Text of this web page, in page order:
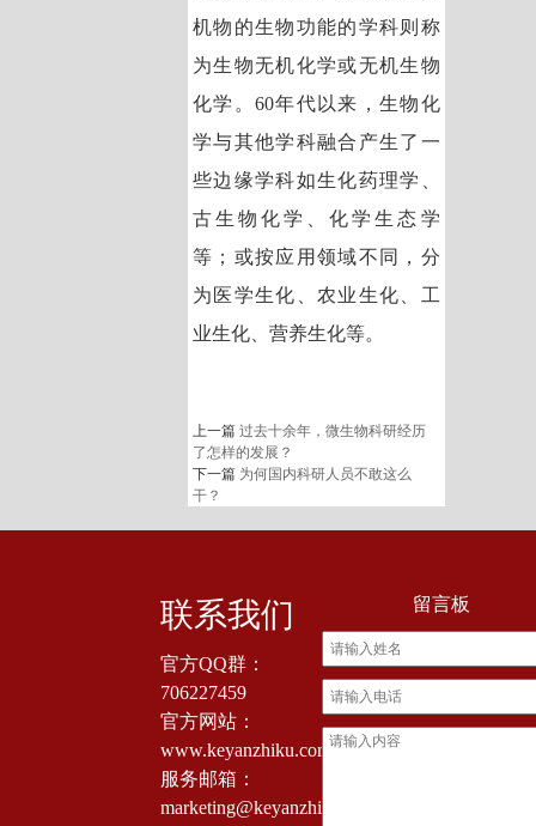
机物的生物功能的学科则称
为生物无机化学或无机生物
化学。60年代以来，生物化
学与其他学科融合产生了一
些边缘学科如生化药理学、
古生物化学、化学生态学
等；或按应用领域不同，分
为医学生化、农业生化、工
业生化、营养生化等。
上一篇过去十余年，微生物科研经历
了怎样的发展？
下一篇 为何国内科研人员不敢这么
干？
联系我们
官方QQ群：
706227459
官方网站：
www.keyanzhiku.com
服务邮箱：
marketing@keyanzhiku.com
留言板